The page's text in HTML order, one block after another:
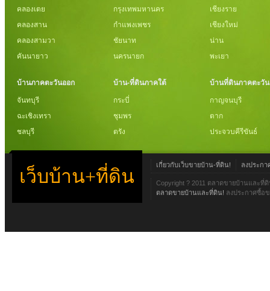
คลองเตย
คลองสาน
คลองสามวา
คันนายาว
บ้านภาคตะวันออก
จันทบุรี
ฉะเชิงเทรา
ชลบุรี
กรุงเทพมหานคร
กำแพงเพชร
ชัยนาท
นครนายก
บ้าน-ที่ดินภาคใต้
กระบี่
ชุมพร
ตรัง
เชียงราย
เชียงใหม่
น่าน
พะเยา
บ้านที่ดินภาคตะวั
กาญจนบุรี
ตาก
ประจวบคีรีขันธ์
เว็บบ้าน+ที่ดิน
เกี่ยวกับเว็บขายบ้าน-ที่ดิน! ลงประก
Copyright ? 2011 ตลาดขายบ้านและที่
ตลาดขายบ้านและที่ดิน! ลงประกาศซื้อ